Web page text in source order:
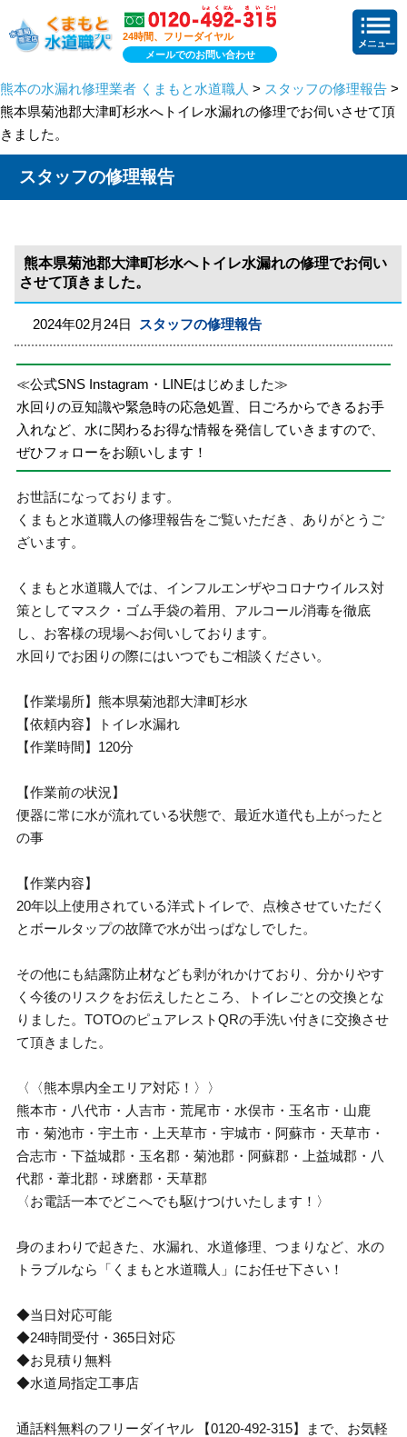
24時間、フリーダイヤル
メールでのお問い合わせ
熊本の水漏れ修理業者 くまもと水道職人 > スタッフの修理報告 >
熊本県菊池郡大津町杉水へトイレ水漏れの修理でお伺いさせて頂
きました。
スタッフの修理報告
熊本県菊池郡大津町杉水へトイレ水漏れの修理でお伺い
させて頂きました。
2024年02月24日 スタッフの修理報告
≪公式SNS Instagram・LINEはじめました≫
水回りの豆知識や緊急時の応急処置、日ごろからできるお手
入れなど、水に関わるお得な情報を発信していきますので、
ぜひフォローをお願いします！
お世話になっております。
くまもと水道職人の修理報告をご覧いただき、ありがとうご
ざいます。
くまもと水道職人では、インフルエンザやコロナウイルス対
策としてマスク・ゴム手袋の着用、アルコール消毒を徹底
し、お客様の現場へお伺いしております。
水回りでお困りの際にはいつでもご相談ください。
【作業場所】熊本県菊池郡大津町杉水
【依頼内容】トイレ水漏れ
【作業時間】120分
【作業前の状況】
便器に常に水が流れている状態で、最近水道代も上がったと
の事
【作業内容】
20年以上使用されている洋式トイレで、点検させていただく
とボールタップの故障で水が出っぱなしでした。
その他にも結露防止材なども剥がれかけており、分かりやす
く今後のリスクをお伝えしたところ、トイレごとの交換とな
りました。TOTOのピュアレストQRの手洗い付きに交換させ
て頂きました。
〈〈熊本県内全エリア対応！〉〉
熊本市・八代市・人吉市・荒尾市・水俣市・玉名市・山鹿
市・菊池市・宇土市・上天草市・宇城市・阿蘇市・天草市・
合志市・下益城郡・玉名郡・菊池郡・阿蘇郡・上益城郡・八
代郡・葦北郡・球磨郡・天草郡
〈お電話一本でどこへでも駆けつけいたします！〉
身のまわりで起きた、水漏れ、水道修理、つまりなど、水の
トラブルなら「くまもと水道職人」にお任せ下さい！
◆当日対応可能
◆24時間受付・365日対応
◆お見積り無料
◆水道局指定工事店
通話料無料のフリーダイヤル 【0120-492-315】まで、お気軽